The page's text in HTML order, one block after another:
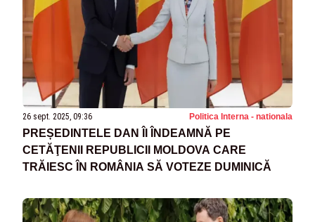
26 sept. 2025, 09:36 Politica Interna - nationala
PREȘEDINTELE DAN ÎI ÎNDEAMNĂ PE
CETĂŢENII REPUBLICII MOLDOVA CARE
TRĂIESC ÎN ROMÂNIA SĂ VOTEZE DUMINICĂ